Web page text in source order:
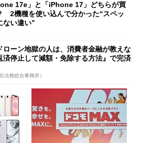
17e」と「iPhone 17」どちらが買
2機種を使い込んで分かった“スペッ
ない違い”
ローン地獄の人は、消費者金融が教えな
済停止して減額・免除する方法』で完済
法務総合事務所）